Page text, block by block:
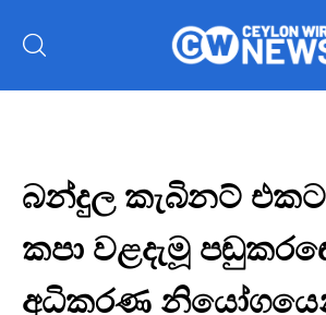
බන්දුල කැබිනට්
කපා වළදැමූ
අධිකරණ